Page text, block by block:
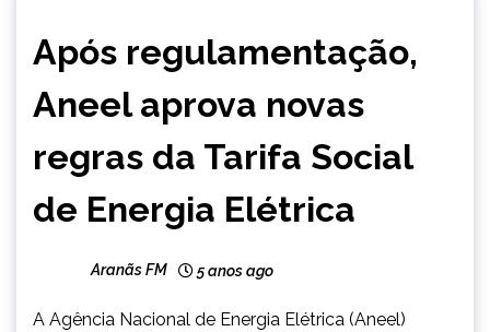
NOTÍCIAS
Após regulamentação,
Aneel aprova novas
regras da Tarifa Social
de Energia Elétrica
Aranãs FM 5 anos ago
A Agência Nacional de Energia Elétrica (Aneel)